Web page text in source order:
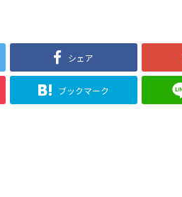
シェア
ブックマーク